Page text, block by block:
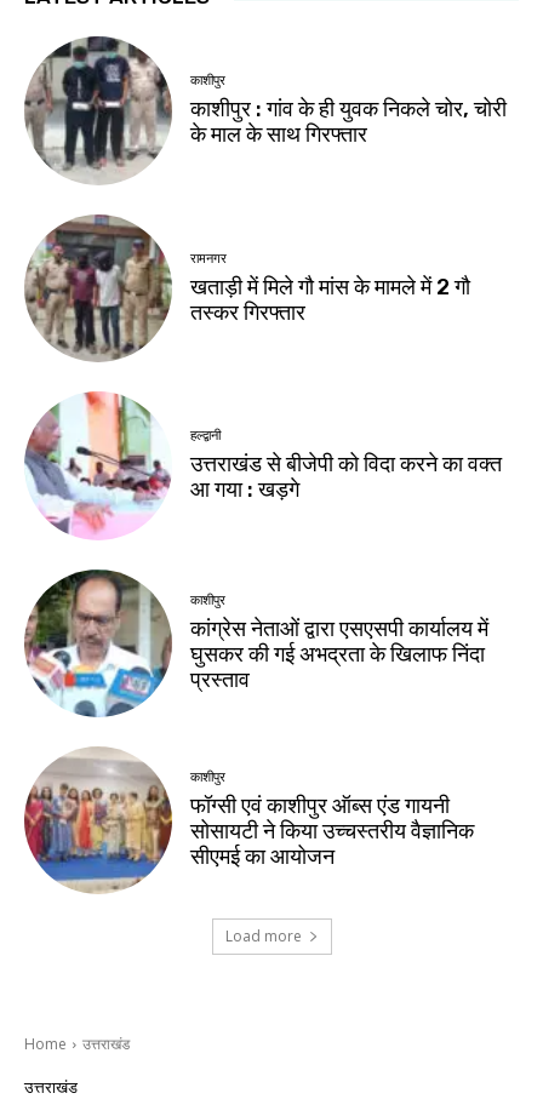
काशीपुर
काशीपुर : गांव के ही युवक निकले चोर, चोरी
के माल के साथ गिरफ्तार
रामनगर
खताड़ी में मिले गौ मांस के मामले में 2 गौ
तस्कर गिरफ्तार
हल्द्वानी
उत्तराखंड से बीजेपी को विदा करने का वक्त
आ गया : खड़गे
काशीपुर
कांग्रेस नेताओं द्वारा एसएसपी कार्यालय में
घुसकर की गई अभद्रता के खिलाफ निंदा
प्रस्ताव
काशीपुर
फॉग्सी एवं काशीपुर ऑब्स एंड गायनी
सोसायटी ने किया उच्चस्तरीय वैज्ञानिक
सीएमई का आयोजन
Load more